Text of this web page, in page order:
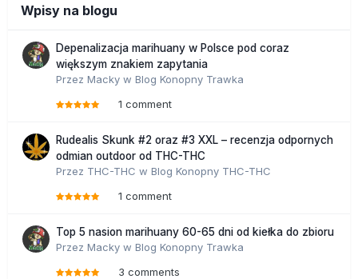
Wpisy na blogu
Depenalizacja marihuany w Polsce pod coraz
większym znakiem zapytania
Przez Macky w Blog Konopny Trawka
1 comment
Rudealis Skunk #2 oraz #3 XXL – recenzja odpornych
odmian outdoor od THC-THC
Przez THC-THC w Blog Konopny THC-THC
1 comment
Top 5 nasion marihuany 60-65 dni od kiełka do zbioru
Przez Macky w Blog Konopny Trawka
3 comments